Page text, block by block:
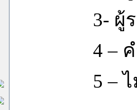
3- ผู้รายง
4 – คำรา
5 – ไม่มีข้